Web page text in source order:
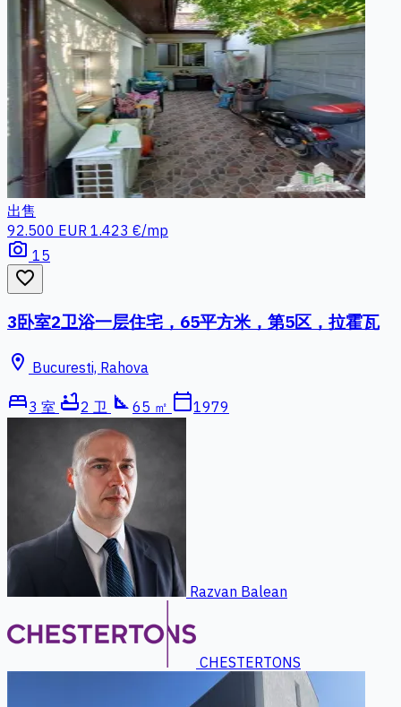
出售
92.500 EUR 1.423 €/mp
photo_camera 15
favorite_border
3卧室2卫浴一层住宅，65平方米，第5区，拉霍瓦
location_on Bucuresti, Rahova
bed3 室 bathtub2 卫 square_foot 65 ㎡ calendar_today1979
Razvan Balean
CHESTERTONS